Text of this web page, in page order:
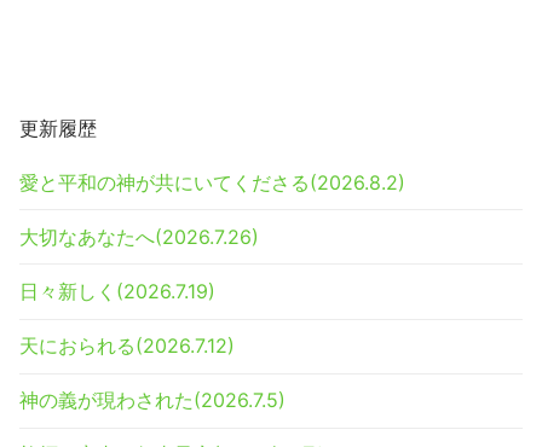
更新履歴
愛と平和の神が共にいてくださる(2026.8.2)
大切なあなたへ(2026.7.26)
日々新しく(2026.7.19)
天におられる(2026.7.12)
神の義が現わされた(2026.7.5)